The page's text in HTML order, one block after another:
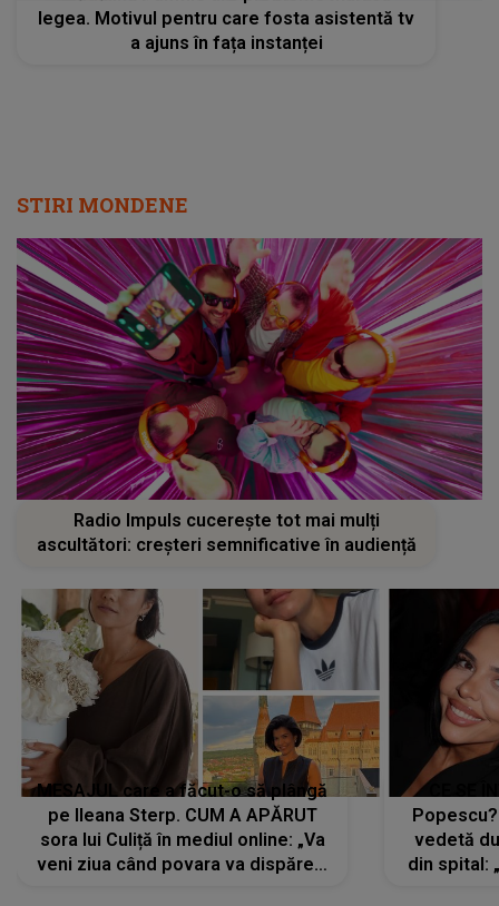
legea. Motivul pentru care fosta asistentă tv
a ajuns în fața instanței
STIRI MONDENE
Radio Impuls cucerește tot mai mulți
ascultători: creșteri semnificative în audiență
MESAJUL care a făcut-o să plângă
pe Ileana Sterp. CUM A APĂRUT
sora lui Culiță în mediul online: „Va
veni ziua când povara va dispărea,
vedetă
din spital: